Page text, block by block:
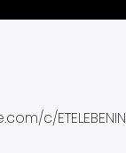
c/ETELEBENIN